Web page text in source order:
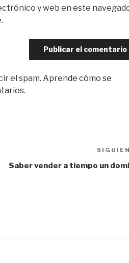
y web en este
el spam. Aprende cómo se
.
Saber vender a tiempo un